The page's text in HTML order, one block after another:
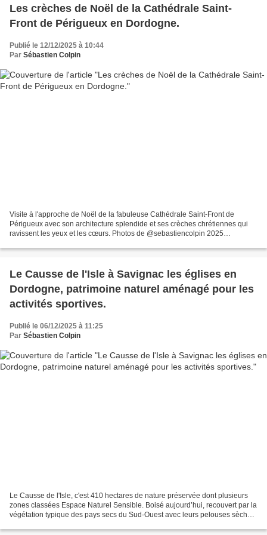
Les crèches de Noël de la Cathédrale Saint-
Front de Périgueux en Dordogne.
Publié le 12/12/2025 à 10:44
Par Sébastien Colpin
Visite à l'approche de Noël de la fabuleuse Cathédrale Saint-Front de
Périgueux avec son architecture splendide et ses crèches chrétiennes qui
ravissent les yeux et les cœurs. Photos de @sebastiencolpin 2025
Le Causse de l'Isle à Savignac les églises en
Dordogne, patrimoine naturel aménagé pour les
activités sportives.
Publié le 06/12/2025 à 11:25
Par Sébastien Colpin
Le Causse de l'Isle, c'est 410 hectares de nature préservée dont plusieurs
zones classées Espace Naturel Sensible. Boisé aujourd’hui, recouvert par la
végétation typique des pays secs du Sud-Ouest avec leurs pelouses sèches,